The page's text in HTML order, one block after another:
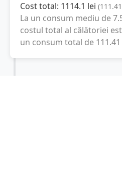
Cost total: 1114.1 lei (111.41
La un consum mediu de
costul total al călătoriei
un consum total de 111.41